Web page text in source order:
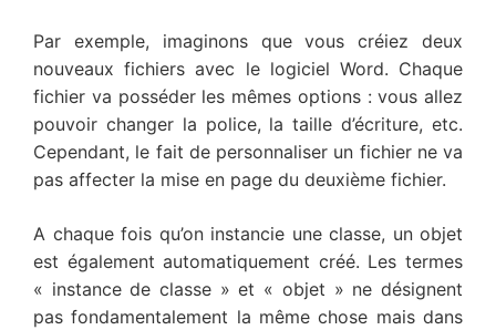
Par exemple, imaginons que vous créiez deux
nouveaux fichiers avec le logiciel Word. Chaque
fichier va posséder les mêmes options : vous allez
pouvoir changer la police, la taille d’écriture, etc.
Cependant, le fait de personnaliser un fichier ne va
pas affecter la mise en page du deuxième fichier.
A chaque fois qu’on instancie une classe, un objet
est également automatiquement créé. Les termes
« instance de classe » et « objet » ne désignent
pas fondamentalement la même chose mais dans